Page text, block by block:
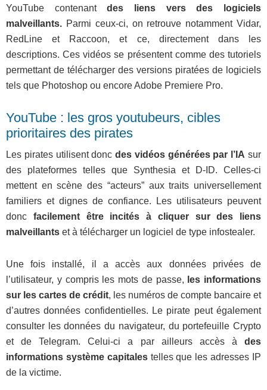
YouTube contenantdes liens vers des logiciels
malveillants. Parmi ceux-ci, on retrouve notamment Vidar,
RedLine et Raccoon, et ce, directement dans les
descriptions. Ces vidéos se présentent comme des tutoriels
permettant de télécharger des versions piratées de logiciels
tels que Photoshop ou encore Adobe Premiere Pro.
YouTube : les gros youtubeurs, cibles
prioritaires des pirates
Les pirates utilisent doncdes vidéos générées par l’IA sur
des plateformes telles que Synthesia et D-ID. Celles-ci
mettent en scène des “acteurs” aux traits universellement
familiers et dignes de confiance. Les utilisateurs peuvent
donc facilement être incités à cliquer sur des liens
malveillants et à télécharger un logiciel de type infostealer.
Une fois installé, il a accès aux données privées de
l’utilisateur, y compris les mots de passe, les informations
sur les cartes de crédit, les numéros de compte bancaire et
d’autres données confidentielles. Le pirate peut également
consulter les données du navigateur, du portefeuille Crypto
et de Telegram. Celui-ci a par ailleurs accès à des
informations système capitalestelles que les adresses IP
de la victime.